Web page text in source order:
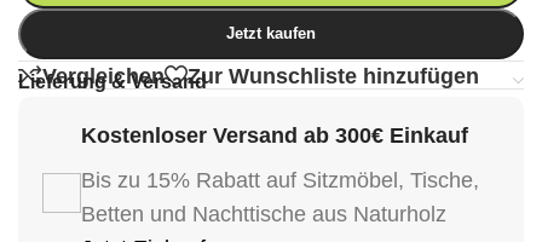
Jetzt kaufen
Vergleichen Zur Wunschliste hinzufügen
Lieferung & Versand
Kostenloser Versand ab 300€ Einkauf
Bis zu 15% Rabatt auf Sitzmöbel, Tische,
Betten und Nachttische aus Naturholz